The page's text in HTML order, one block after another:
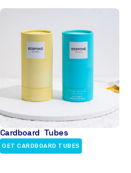
Cardboard Tubes
GET CARDBOARD TUBES